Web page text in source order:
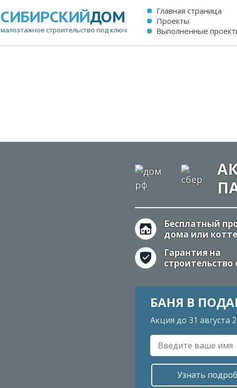
СИБИРСКИЙДОМ
малоэтажное строительство под ключ
Главная страница
Проекты
Выполненные
Бесплатный
дома или
Гарантия на
строительство
БАНЯ В
Акция до 31 августа